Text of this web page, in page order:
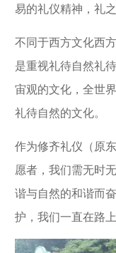
易的礼仪精神，礼
不同于西方文化西
是重视礼待自然礼
宙观的文化，全世
礼待自然的文化。
作为修齐礼仪（原东
愿者，我们需无时
谐与自然的和谐而
护，我们一直在路上